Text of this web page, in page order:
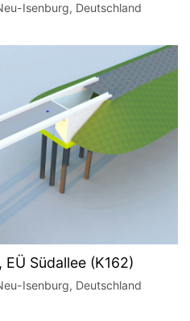
Isenburg, Deutschland
Südallee (K162)
Isenburg, Deutschland